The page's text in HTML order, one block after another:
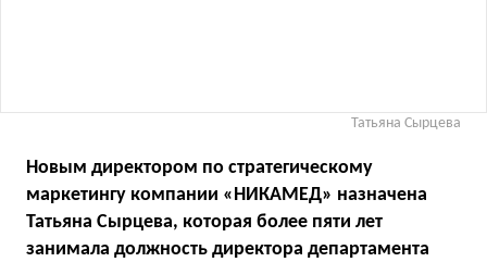
Татьяна Сырцева
Новым директором по стратегическому
маркетингу компании «НИКАМЕД» назначена
Татьяна Сырцева, которая более пяти лет
занимала должность директора департамента